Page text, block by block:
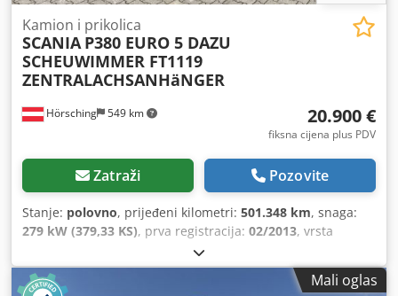
Hörsching 549 km
Kamion i prikolica
SCANIA P380 EURO 5 DAZU
SCHEUWIMMER FT1119
ZENTRALACHSANHäNGER
20.900 €
fiksna cijena plus PDV
Zatraži Pozovite
Stanje: polovno, prijeđeni kilometri: 501.348 km, snaga:
279 kW (379,33 KS), prva registracija: 02/2013, vrsta
poluautomatski
klasa:Euro 5, Oprema:ABS, centralno zaključavanje, filter
čađi, imobilizator sistem, klima-uređaj, tempomat,Mali oglas